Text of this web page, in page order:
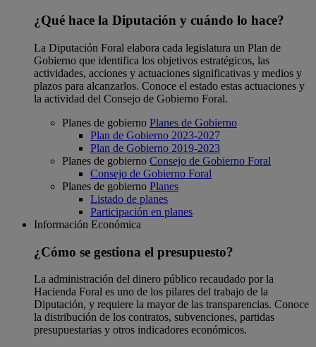
¿Qué hace la Diputación y cuándo lo hace?
La Diputación Foral elabora cada legislatura un Plan de
Gobierno que identifica los objetivos estratégicos, las
actividades, acciones y actuaciones significativas y medios y
plazos para alcanzarlos. Conoce el estado estas actuaciones y
la actividad del Consejo de Gobierno Foral.
Planes de gobierno Planes de Gobierno
Plan de Gobierno 2023-2027
Plan de Gobierno 2019-2023
Planes de gobierno Consejo de Gobierno Foral
Consejo de Gobierno Foral
Planes de gobierno Planes
Listado de planes
Participación en planes
Información Económica
¿Cómo se gestiona el presupuesto?
La administración del dinero público recaudado por la
Hacienda Foral es uno de los pilares del trabajo de la
Diputación, y requiere la mayor de las transparencias. Conoce
la distribución de los contratos, subvenciones, partidas
presupuestarias y otros indicadores económicos.